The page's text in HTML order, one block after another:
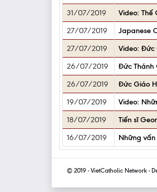
31/07/2019
Video: Thế
27/07/2019
Japanese
27/07/2019
Video: Đức
26/07/2019
Đức Thánh
26/07/2019
Đức Giáo
19/07/2019
Video:
18/07/2019
Tiến sĩ
16/07/2019
Những
© 2019 - VietCatholic Network -